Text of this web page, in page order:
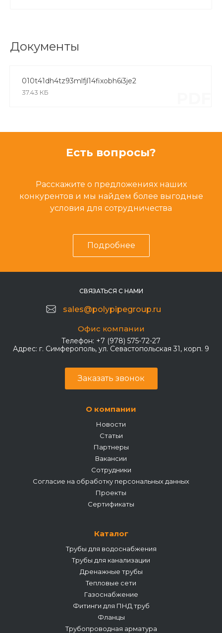
Документы
010t41dh4tz93mlfjl14fixobh6i3je2
37.43 КБ
Есть вопросы?
Расскажите о предложениях наших
конкурентов и мы найдем более выгодные
условия для сотрудничества
Подробнее
СВЯЗАТЬСЯ С НАМИ
sales@polypipegroup.ru
Офис компании
Телефон: +7 (978) 575-72-27
Адрес: г. Симферополь, ул. Севастопольская 31, корп. 9
Заказать звонок
О компании
Новости
Статьи
Партнеры
Вакансии
Сотрудники
Согласие на обработку персональных данных
Проекты
Сертификаты
Каталог
Трубы для водоснабжения
Трубы для канализации
Дренажные трубы
Тепловые сети
Газоснабжение
Фитинги для ПНД труб
Фланцы
Трубопроводная арматура